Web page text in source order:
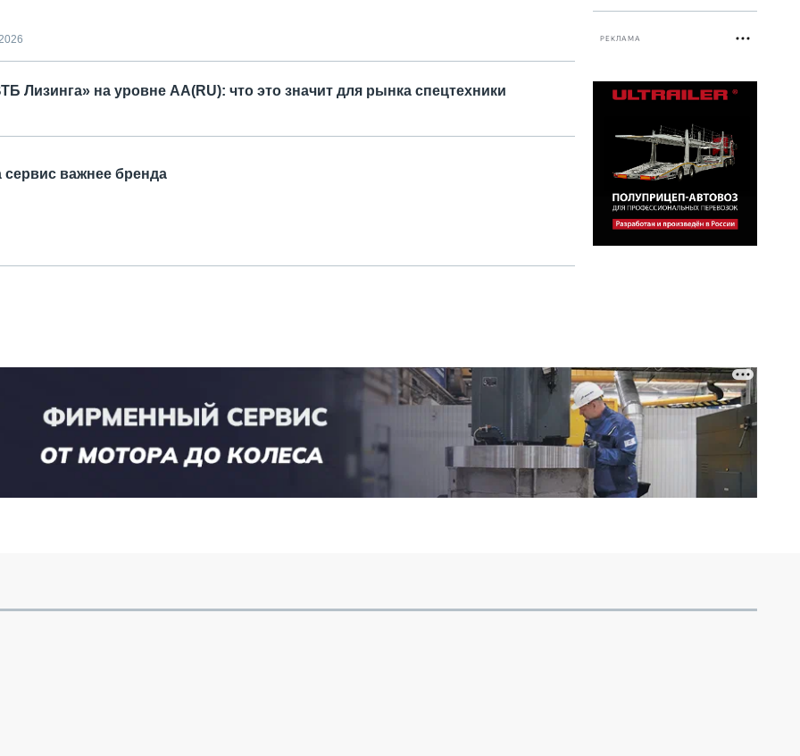
Лизинга» на уровне AA(RU): что это значит для рынка спецтехники
сервис важнее бренда
РЕКЛАМА